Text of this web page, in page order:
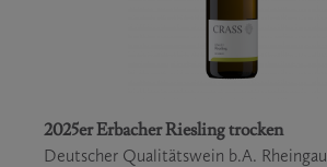
2025er Erbacher Riesling trocken
Deutscher Qualitätswein b.A. Rheingau